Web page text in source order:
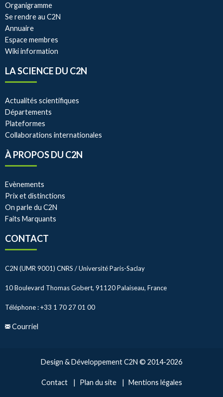
Organigramme
Se rendre au C2N
Annuaire
Espace membres
Wiki information
LA SCIENCE DU C2N
Actualités scientifiques
Départements
Plateformes
Collaborations internationales
À PROPOS DU C2N
Evènements
Prix et distinctions
On parle du C2N
Faits Marquants
CONTACT
C2N (UMR 9001) CNRS / Université Paris-Saclay
10 Boulevard Thomas Gobert, 91120 Palaiseau, France
Téléphone : +33 1 70 27 01 00
Courriel
Design & Développement C2N © 2014-2026
Contact Plan du site Mentions légales